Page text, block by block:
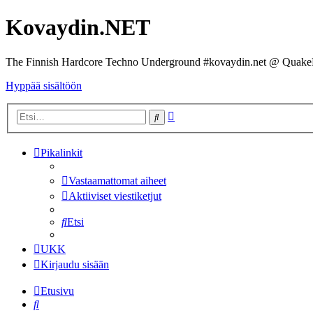
Kovaydin.NET
The Finnish Hardcore Techno Underground #kovaydin.net @
Hyppää sisältöön
Etsi
Pikalinkit
Vastaamattomat aiheet
Aktiiviset viestiketjut
Etsi
UKK
Kirjaudu sisään
Etusivu
Etsi